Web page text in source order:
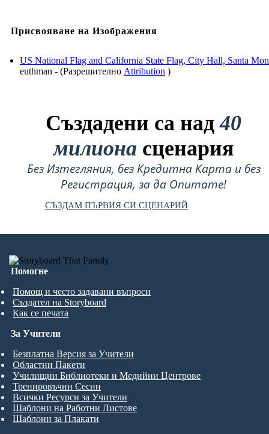
Присвояване на Изображения
US National Flag and California State Flag, City Hall, Santa
euthman - (Разрешително Attribution )
Създадени са над40
милиона сценария
Без Изтегляния, без Кредитна Карта и без
Регистрация, за да Опитате!
СЪЗДАМ ПЪРВИЯ СИ СЦЕНАРИЙ
Помогне
Помощ и често задавани въпроси
Създател на Storyboard
Как се печата
За Учители
Безплатна Версия за Учители
Областни Пакети
Училищни Библиотеки и Медийни Центрове
Тренировъчни Сесии
Всички Ресурси за Учители
Шаблони на Работни Листове
Шаблони за Плакати